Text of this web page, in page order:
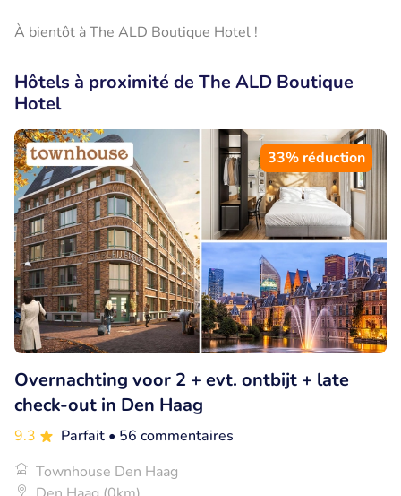
À bientôt à The ALD Boutique Hotel !
Hôtels à proximité de The ALD Boutique
Hotel
33% réduction
Overnachting voor 2 + evt. ontbijt + late
check-out in Den Haag
9.3 Parfait • 56 commentaires
Townhouse Den Haag